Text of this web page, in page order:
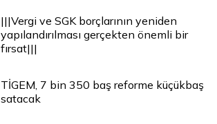
|||Vergi ve SGK borçlarının yeniden
yapılandırılması gerçekten önemli bir
fırsat|||
TİGEM, 7 bin 350 baş reforme küçükbaş
satacak